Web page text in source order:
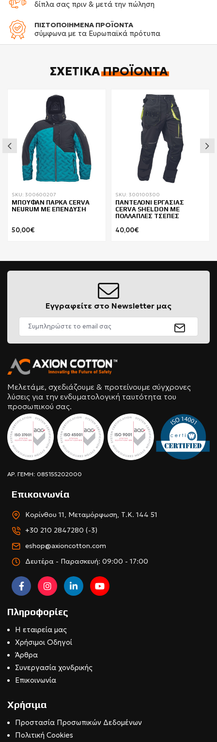
δίπλα σας πριν & μετά την πώληση
ΠΙΣΤΟΠΟΙΗΜΕΝΑ ΠΡΟΪΟΝΤΑ
σύμφωνα με τα Ευρωπαϊκά πρότυπα
ΣΧΕΤΙΚΆΠΡΟΪΌΝΤΑ
SKU: 300600207
ΜΠΟΥΦΑΝ ΠΑΡΚΑ CERVA
NEURUM ΜΕ ΕΠΕΝΔΥΣΗ
50,00€
SKU: 300100300
ΠΑΝΤΕΛΟΝΙ ΕΡΓΑΣΙΑΣ
CERVA SHELDON ΜΕ
ΠΟΛΛΑΠΛΕΣ ΤΣΕΠΕΣ
40,00€
Εγγραφείτε στο Newsletter μας
Μελετάμε, σχεδιάζουμε & προτείνουμε σύγχρονες
λύσεις για την ενδυματολογική ταυτότητα του
προσωπικού σας.
ΑΡ. ΓΕΜΗ: 085155202000
Επικοινωνία
Κορίνθου 11, Μεταμόρφωση, Τ.Κ. 144 51
+30 210 2847280 (-3)
eshop@axioncotton.com
Δευτέρα - Παρασκευή: 09:00 - 17:00
Πληροφορίες
Η εταιρεία μας
Χρήσιμοι Οδηγοί
Άρθρα
Συνεργασία χονδρικής
Επικοινωνία
Χρήσιμα
Προστασία Προσωπικών Δεδομένων
Πολιτική Cookies